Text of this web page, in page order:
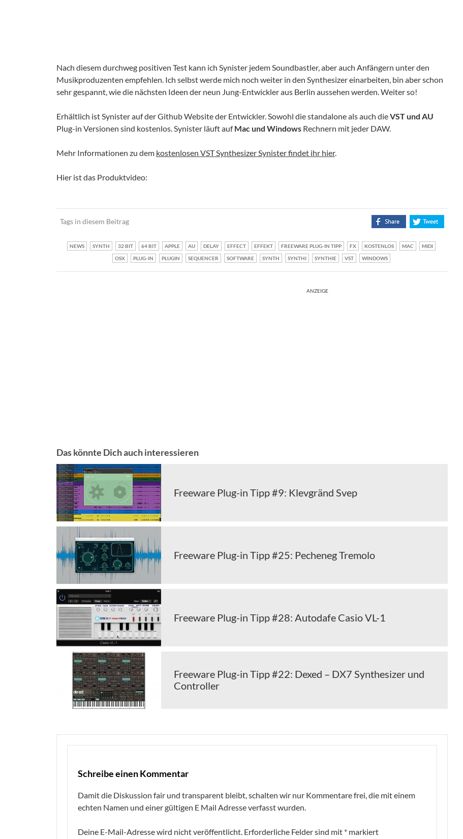
Nach diesem durchweg positiven Test kann ich Synister jedem Soundbastler, aber auch Anfängern unter den
Musikproduzenten empfehlen. Ich selbst werde mich noch weiter in den Synthesizer einarbeiten, bin aber schon
sehr gespannt, wie die nächsten Ideen der neun Jung-Entwickler aus Berlin aussehen werden. Weiter so!
Erhältlich ist Synister auf der Github Website der Entwickler. Sowohl die standalone als auch dieVST und AU
Plug-in Versionen sind kostenlos. Synister läuft aufMac und Windows Rechnern mit jeder DAW.
Mehr Informationen zu dem kostenlosen VST Synthesizer Synister findet ihr hier.
Hier ist das Produktvideo:
Tags in diesem Beitrag
NEWS SYNTH 32 BIT 64 BIT APPLE AU DELAY EFFECT EFFEKT FREEWARE PLUG-IN TIPP FX KOSTENLOS MAC
MIDI
OSX
PLUG-IN PLUGIN SEQUENCER SOFTWARE SYNTH SYNTHI SYNTHIE VST WINDOWS
ANZEIGE
Das könnte Dich auch interessieren
Freeware Plug-in Tipp #9: Klevgränd Svep
Freeware Plug-in Tipp #25: Pecheneg Tremolo
Freeware Plug-in Tipp #28: Autodafe Casio VL-1
Freeware Plug-in Tipp #22: Dexed – DX7 Synthesizer und
Controller
Schreibe einen Kommentar
Damit die Diskussion fair und transparent bleibt, schalten wir nur Kommentare frei, die mit einem
echten Namen und einer gültigen E Mail Adresse verfasst wurden.
Deine E-Mail-Adresse wird nicht veröffentlicht. Erforderliche Felder sind mit * markiert